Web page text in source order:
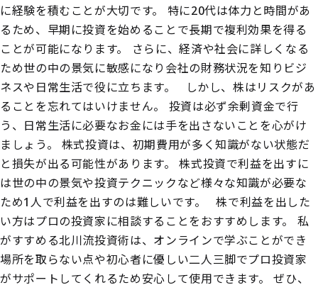
に経験を積むことが大切です。
特に20代は体力と時間があ
るため、早期に投資を始めることで長期で複利効果を得る
ことが可能になります。
さらに、経済や社会に詳しくなる
ため世の中の景気に敏感になり会社の財務状況を知りビジ
ネスや日常生活で役に立ちます。
しかし、株はリスクがあ
ることを忘れてはいけません。
投資は必ず余剰資金で行
う、日常生活に必要なお金には手を出さないことを心がけ
ましょう。
株式投資は、初期費用が多く知識がない状態だ
と損失が出る可能性があります。
株式投資で利益を出すに
は世の中の景気や投資テクニックなど様々な知識が必要な
ため1人で利益を出すのは難しいです。
株で利益を出した
い方はプロの投資家に相談することをおすすめします。
私
がすすめる北川流投資術は、オンラインで学ぶことができ
場所を取らない点や初心者に優しい二人三脚でプロ投資家
がサポートしてくれるため安心して使用できます。
ぜひ、